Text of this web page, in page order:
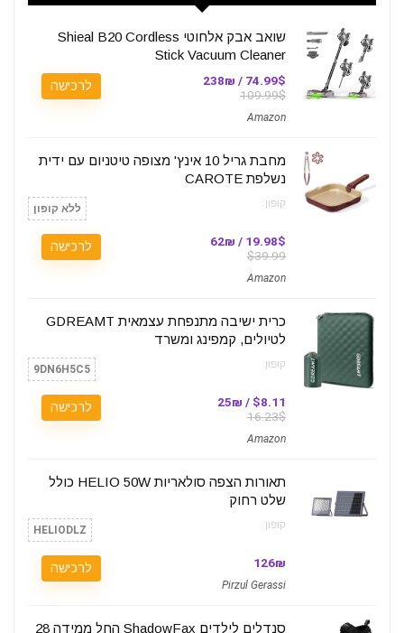
שואב אבק אלחוטי Shieal B20 Cordless
Stick Vacuum Cleaner
74.99$ / 238₪
109.99$
Amazon
לרכישה
מחבת גריל 10 אינץ' מצופה טיטניום עם ידית
נשלפת CAROTE
קופון: ללא קופון
19.98$ / 62₪
$39.99
Amazon
לרכישה
כרית ישיבה מתנפחת עצמאית GDREAMT
לטיולים, קמפינג ומשרד
קופון: 9DN6H5C5
$8.11 / 25₪
16.23$
Amazon
לרכישה
תאורות הצפה סולאריות HELIO 50W כולל
שלט רחוק
קופון: HELIODLZ
126₪
Pirzul Gerassi
לרכישה
סנדלים לילדים ShadowFax החל ממידה 28